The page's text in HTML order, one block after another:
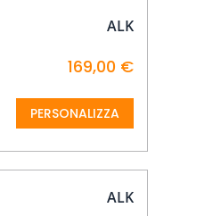
ALK
169,00 €
PERSONALIZZA
ALK